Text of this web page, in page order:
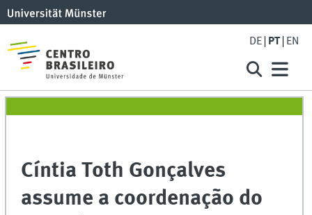
DE PT EN
Cíntia Toth Gonçalves
assume a coordenação do